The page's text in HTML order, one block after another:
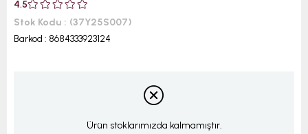
4.5
Stok Kodu
(37Y25S007)
Barkod : 8684333923124
Ürün stoklarımızda kalmamıştır.